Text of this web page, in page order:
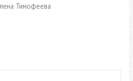
Тимофеева